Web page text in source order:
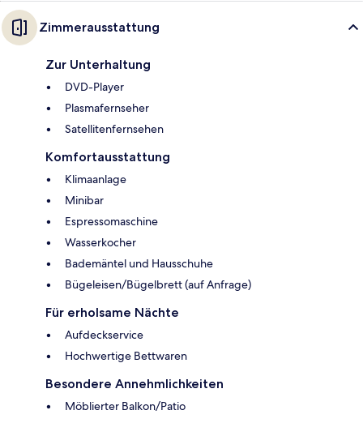
Zimmerausstattung
Zur Unterhaltung
DVD-Player
Plasmafernseher
Satellitenfernsehen
Komfortausstattung
Klimaanlage
Minibar
Espressomaschine
Wasserkocher
Bademäntel und Hausschuhe
Bügeleisen/Bügelbrett (auf Anfrage)
Für erholsame Nächte
Aufdeckservice
Hochwertige Bettwaren
Besondere Annehmlichkeiten
Möblierter Balkon/Patio